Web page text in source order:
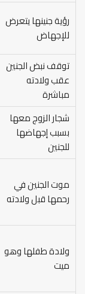
رؤية جنينها يتعرض
للإجهاض
توقف نبض الجنين
عقب ولادته
مباشرة
شجار الزوج معها
بسبب إجهاضها
للجنين
موت الجنين في
رحمها قبل ولادته
ولادة طفلها وهو
ميت